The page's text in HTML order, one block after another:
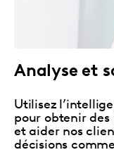
Analyse et
Utilisez
pour obtenir
et aider nos
décisions